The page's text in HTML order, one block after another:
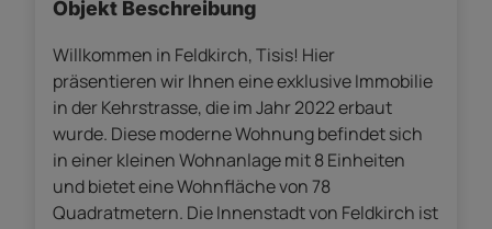
Objekt Beschreibung
Willkommen in Feldkirch, Tisis! Hier
präsentieren wir Ihnen eine exklusive Immobilie
in der Kehrstrasse, die im Jahr 2022 erbaut
wurde. Diese moderne Wohnung befindet sich
in einer kleinen Wohnanlage mit 8 Einheiten
und bietet eine Wohnfläche von 78
Quadratmetern. Die Innenstadt von Feldkirch ist